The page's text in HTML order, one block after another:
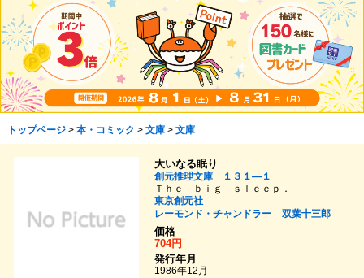
トップページ> 本・コミック > 文庫> 文庫
大いなる眠り
創元推理文庫 １３１―１
Ｔｈｅ ｂｉｇ ｓｌｅｅｐ．
東京創元社
レーモンド・チャンドラー
双葉十三郎
価格
704円
発行年月
1986年12月